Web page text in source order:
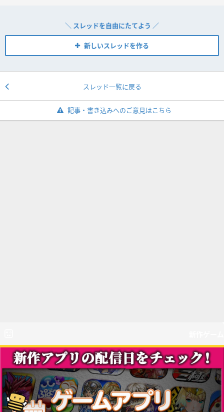
＼ スレッドを自由にたてよう ／
新しいスレッドを作る
スレッド一覧に戻る
記事・書き込みへのご意見はこちら